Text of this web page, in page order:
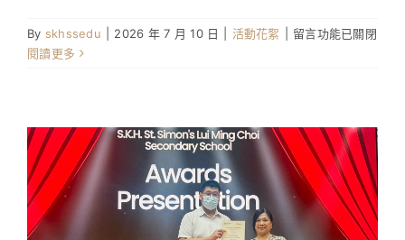
By skhssedu 2026 年 7 月 10 日 活動花絮
在
核
心：
中
四
級
企
留言功能已關閉
閱讀更多